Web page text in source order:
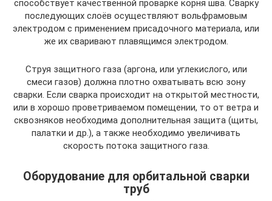
способствует качественной проварке корня шва. Сварку
последующих слоёв осуществляют вольфрамовым
электродом с применением присадочного материала, или
же их сваривают плавящимся электродом.
Струя защитного газа (аргона, или углекислого, или
смеси газов) должна плотно охватывать всю зону
сварки. Если сварка происходит на открытой местности,
или в хорошо проветриваемом помещении, то от ветра и
сквозняков необходима дополнительная защита (щиты,
палатки и др.), а также необходимо увеличивать
скорость потока защитного газа.
Оборудование для орбитальной сварки
труб